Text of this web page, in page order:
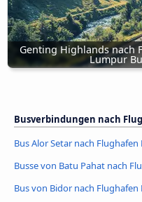
Genting Highlands nach
Lumpur
Busverbindungen nach
Bus Alor Setar nach
Busse von Batu Pahat nach
Bus von Bidor nach